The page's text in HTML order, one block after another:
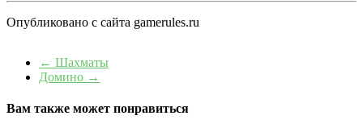
Опубликовано с сайта gamerules.ru
← Шахматы
Домино →
Вам также может понравиться